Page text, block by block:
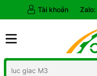
Tài khoản Zalo: